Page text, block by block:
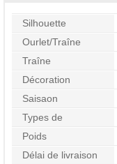
Silhouette
Ourlet/Traîne
Traîne
Décoration
Saisaon
Types de
Morphologie
Poids
Délai de livraison